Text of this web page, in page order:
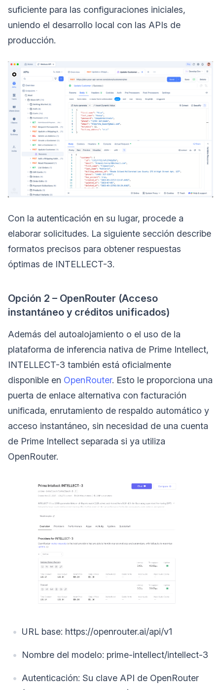
suficiente para las configuraciones iniciales,
uniendo el desarrollo local con las APIs de
producción.
Con la autenticación en su lugar, procede a
elaborar solicitudes. La siguiente sección describe
formatos precisos para obtener respuestas
óptimas de INTELLECT-3.
Opción 2 – OpenRouter (Acceso
instantáneo y créditos unificados)
Además del autoalojamiento o el uso de la
plataforma de inferencia nativa de Prime Intellect,
INTELLECT-3 también está oficialmente
disponible en OpenRouter. Esto le proporciona una
puerta de enlace alternativa con facturación
unificada, enrutamiento de respaldo automático y
acceso instantáneo, sin necesidad de una cuenta
de Prime Intellect separada si ya utiliza
OpenRouter.
URL base: https://openrouter.ai/api/v1
Nombre del modelo: prime-intellect/intellect-3
Autenticación: Su clave API de OpenRouter